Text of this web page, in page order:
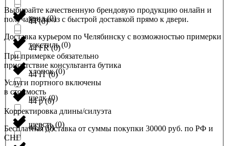
44 (0)
44 FR (0)
44 IT (0)
44 р (0)
44,5 (0)
твид (0)
текстиль (0)
хлопок (0)
шелк (0)
шерсть (0)
Выбирайте качественную брендовую продукцию онлайн и
получайте заказ с быстрой доставкой прямо к двери.
Доставка курьером по Челябинску с возможностью примерки
При примерке обязательно
присутствие консультанта бутика
Услуги портного включены
в стоимость
Корректировка длины/силуэта
Бесплатная доставка от суммы покупки 30000 руб. по РФ и
СНГ